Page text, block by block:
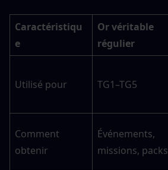
Caractéristiqu
e
Or véritable
régulier
Utilisé pour TG1–TG5
Comment
obtenir
Événements,
missions, packs